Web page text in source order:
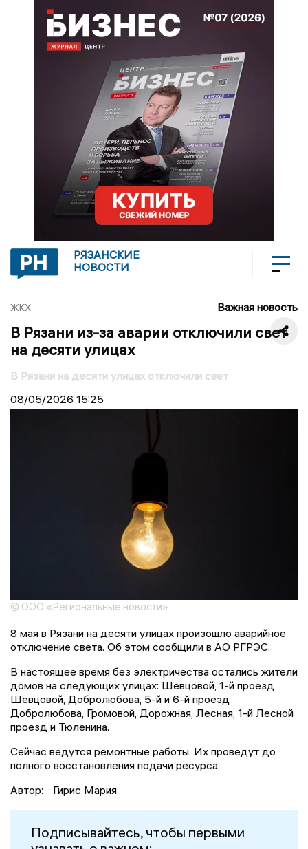
РЯЗАНСКИЕ
НОВОСТИ
ЖКХ Важная новость
В Рязани из-за аварии отключили свет
на десяти улицах
В Рязани на десяти улицах отключили свет
08/05/2026 15:25
© ООО «Региональные новости»
8 мая в Рязани на десяти улицах произошло аварийное
отключение света. Об этом сообщили в АО РГРЭС.
В настоящее время без электричества остались жители
домов на следующих улицах: Шевцовой, 1-й проезд
Шевцовой, Добролюбова, 5-й и 6-й проезд
Добролюбова, Громовой, Дорожная, Лесная, 1-й Лесной
проезд и Тюленина.
Сейчас ведутся ремонтные работы. Их проведут до
полного восстановления подачи ресурса.
Автор:
Гирис Мария
Подписывайтесь, чтобы первыми